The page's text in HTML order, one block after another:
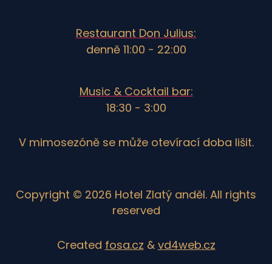
Restaurant Don Julius:
denně 11:00 - 22:00
Music & Cocktail bar:
18:30 - 3:00
V mimosezóně se může otevírací doba lišit.
Copyright © 2026 Hotel Zlatý anděl. All rights
reserved
Created fosa.cz & vd4web.cz